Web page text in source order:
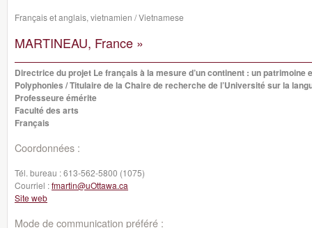
Français et anglais, vietnamien / Vietnamese
MARTINEAU, France »
Directrice du projet Le français à la mesure d’un continent : un
Polyphonies / Titulaire de la Chaire de recherche de l’Université sur la
Professeure émérite
Faculté des arts
Français
Coordonnées :
Tél. bureau :613-562-5800 (1075)
Courriel :fmartin@uOttawa.ca
Site web
Mode de communication préféré :